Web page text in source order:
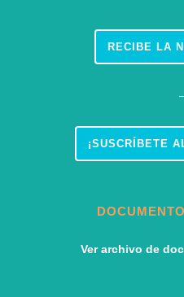
RECIBE LA
¡SUSCRÍBETE
Ver archivo de